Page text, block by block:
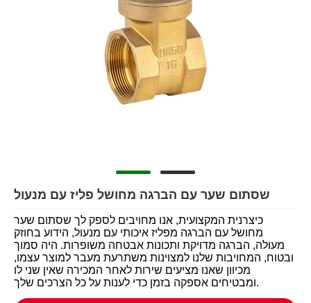
שסתום שער עם הברגה מחושל פליז עם מנעול
כיצרנית המקצועית, אנו מחויבים לספק לך שסתום שער
מחושל עם הברגה מפליז איכותי עם מנעול, הידוע בחוזק
מעולה, הברגה מדויקת ותכונות אבטחה משופרות. היה סמוך
ובטוח, המחויבות שלנו למצוינות משתרעת מעבר למוצר עצמו,
מכיוון שאנו מציעים שירות לאחר המכירה שאין שני לו
ומבטיחים אספקה ​​בזמן כדי לענות על כל הצרכים שלך.